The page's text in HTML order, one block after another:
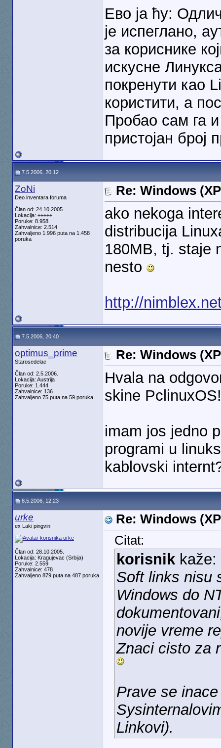
Ево ја ћу:
је испеглано,
за кориснике
искусне
покренути као
користити, а
Пробао сам га
пристојан број
7.5.2006, 20:12
ZoNi
Deo inventara foruma
Član od: 24.10.2005.
Lokacija: ÷÷÷÷÷
Poruke: 8.958
Zahvalnice: 2.514
Zahvaljeno 1.996 puta na 1.458
poruka
Re: Windows
ako nekoga
distribucija
180MB, tj. staje
nesto
http://
7.5.2006, 20:40
optimus_prime
Starosedelac
Član od: 2.5.2006.
Lokacija: Austrija
Poruke: 1.444
Zahvalnice: 136
Zahvaljeno 75 puta na 59 poruka
Re: Windows
Hvala na
skine
imam jos jedno
programi u
kablovski
8.5.2006, 12:23
urke
ex Laki pingvin
Član od: 28.10.2005.
Lokacija: Kragujevac (Srbija)
Poruke: 2.559
Zahvalnice: 478
Zahvaljeno 879 puta na 487 poruka
Re: Windows
Citat:
korisnikkaže:
Soft links nisu
Windows do
novije vreme
Znaci cisto za
Prave se
Linkovi).